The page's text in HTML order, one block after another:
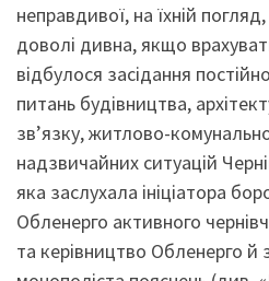
неправдивої, на їхній
доволі дивна, якщо
відбулося засідання
питань будівництва,
зв’язку, житлово-
надзвичайних ситуацій
яка заслухала ініціатора
Обленерго активного
та керівництво Обленерго й